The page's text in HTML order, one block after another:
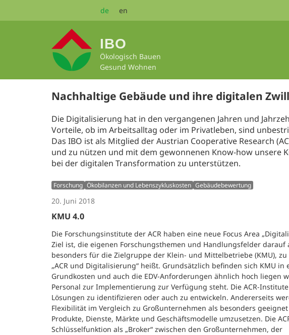
de en
IBO
Ökologisch Bauen
Gesund Wohnen
Nachhaltige Gebäude und ihre digitalen
Die Digitalisierung hat in den vergangenen Jahren und
Vorteile, ob im Arbeitsalltag oder im Privatleben, sind
Das IBO ist als Mitglied der Austrian Cooperative Research
und zu nützen und mit dem gewonnenen Know-how unsere
bei der digitalen Transformation zu unterstützen.
Forschung Ökobilanzen und Lebenszykluskosten Gebäudebewertung
20. Juni 2018
KMU 4.0
Die Forschungsinstitute der ACR haben eine neue Focus Area
Ziel ist, die eigenen Forschungsthemen und Handlungsfelder darauf
besonders für die Zielgruppe der Klein- und Mittelbetriebe (KMU),
„ACR und Digitalisierung“ heißt. Grundsätzlich befinden sich KMU
Grundkosten und auch die EDV-Anforderungen ähnlich hoch liegen
Personal zur Implementierung zur Verfügung steht. Die ACR-
Lösungen zu identifizieren oder auch zu entwickeln. Andererseits
Flexibilität im Vergleich zu Großunternehmen als besonders
Produkte, Dienste, Märkte und Geschäftsmodelle umzusetzen. Die
Schlüsselfunktion als „Broker“ zwischen den Großunternehmen, der